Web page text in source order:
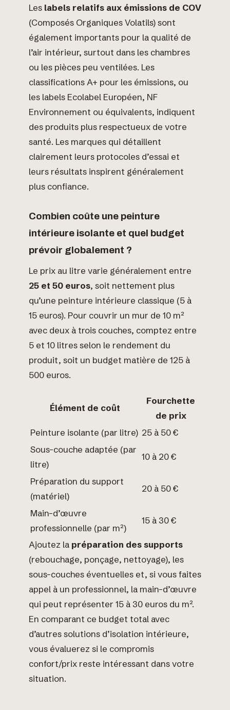
Les labels relatifs aux émissions de COV
(Composés Organiques Volatils) sont
également importants pour la qualité de
l’air intérieur, surtout dans les chambres
ou les pièces peu ventilées. Les
classifications A+ pour les émissions, ou
les labels Ecolabel Européen, NF
Environnement ou équivalents, indiquent
des produits plus respectueux de votre
santé. Les marques qui détaillent
clairement leurs protocoles d’essai et
leurs résultats inspirent généralement
plus confiance.
Combien coûte une peinture
intérieure isolante et quel budget
prévoir globalement ?
Le prix au litre varie généralement entre
25 et 50 euros, soit nettement plus
qu’une peinture intérieure classique (5 à
15 euros). Pour couvrir un mur de 10 m²
avec deux à trois couches, comptez entre
5 et 10 litres selon le rendement du
produit, soit un budget matière de 125 à
500 euros.
Élément de coût
Fourchette
de prix
Peinture isolante (par litre) 25 à 50 €
Sous-couche adaptée (par
litre)
10 à 20 €
Préparation du support
(matériel)
20 à 50 €
Main-d’œuvre
professionnelle (par m²)
15 à 30 €
Ajoutez la préparation des supports
(rebouchage, ponçage, nettoyage), les
sous-couches éventuelles et, si vous faites
appel à un professionnel, la main-d’œuvre
qui peut représenter 15 à 30 euros du m².
En comparant ce budget total avec
d’autres solutions d’isolation intérieure,
vous évaluerez si le compromis
confort/prix reste intéressant dans votre
situation.